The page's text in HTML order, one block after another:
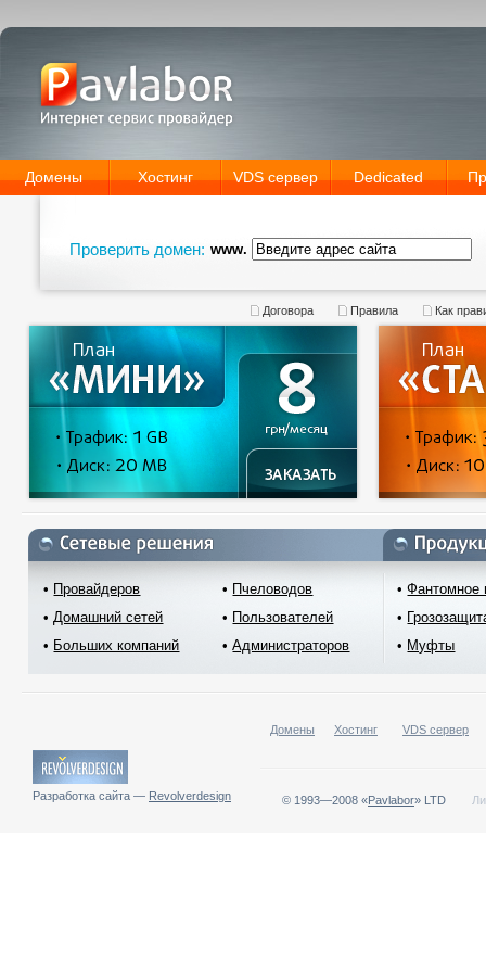
Домены Хостинг VDS сервер Dedicated
Проверить домен: www.
Договора Правила Как
• Провайдеров
•Домашний сетей
• Больших компаний
• Пчеловодов
• Пользователей
•Администраторов
•Фантомное
•
• Муфты
Разработка сайта — Revolverdesign
Домены Хостинг VDS сервер
© 1993—2008 «Pavlabor» LTD